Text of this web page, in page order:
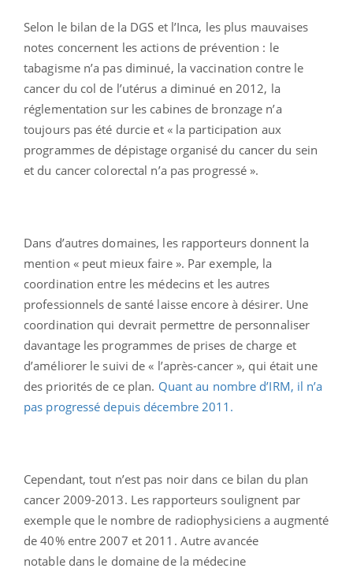
Selon le bilan de la DGS et l’Inca, les plus mauvaises
notes concernent les actions de prévention : le
tabagisme n’a pas diminué, la vaccination contre le
cancer du col de l’utérus a diminué en 2012, la
réglementation sur les cabines de bronzage n’a
toujours pas été durcie et « la participation aux
programmes de dépistage organisé du cancer du sein
et du cancer colorectal n’a pas progressé ».
Dans d’autres domaines, les rapporteurs donnent la
mention « peut mieux faire ». Par exemple, la
coordination entre les médecins et les autres
professionnels de santé laisse encore à désirer. Une
coordination qui devrait permettre de personnaliser
davantage les programmes de prises de charge et
d’améliorer le suivi de « l’après-cancer », qui était une
des priorités de ce plan. Quant au nombre d’IRM, il n’a
pas progressé depuis décembre 2011.
Cependant, tout n’est pas noir dans ce bilan du plan
cancer 2009-2013. Les rapporteurs soulignent par
exemple que le nombre de radiophysiciens a augmenté
de 40% entre 2007 et 2011. Autre avancée
notable dans le domaine de la médecine